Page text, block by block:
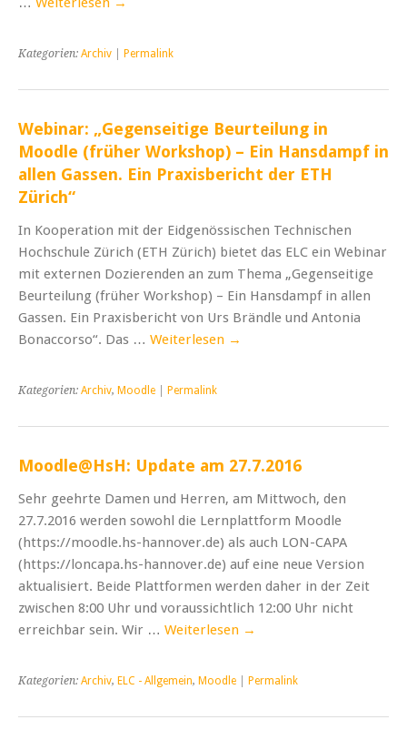
Kategorien: Archiv Permalink
Webinar: „Gegenseitige Beurteilung in
Moodle (früher Workshop) – Ein Hansdampf in
allen Gassen. Ein Praxisbericht der ETH
Zürich“
In Kooperation mit der Eidgenössischen Technischen
Hochschule Zürich (ETH Zürich) bietet das ELC ein Webinar
mit externen Dozierenden an zum Thema „Gegenseitige
Beurteilung (früher Workshop) – Ein Hansdampf in allen
Gassen. Ein Praxisbericht von Urs Brändle und Antonia
Bonaccorso“. Das … Weiterlesen →
Kategorien: Archiv, Moodle Permalink
Moodle@HsH: Update am 27.7.2016
Sehr geehrte Damen und Herren, am Mittwoch, den
27.7.2016 werden sowohl die Lernplattform Moodle
(https://moodle.hs-hannover.de) als auch LON-CAPA
(https://loncapa.hs-hannover.de) auf eine neue Version
aktualisiert. Beide Plattformen werden daher in der Zeit
zwischen 8:00 Uhr und voraussichtlich 12:00 Uhr nicht
erreichbar sein. Wir … Weiterlesen →
Kategorien: Archiv, ELC - Allgemein, Moodle Permalink